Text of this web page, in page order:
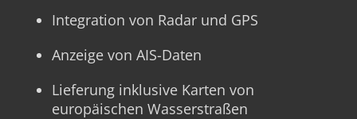
Integration von Radar und GPS
Anzeige von AIS-Daten
Lieferung inklusive Karten von
europäischen Wasserstraßen